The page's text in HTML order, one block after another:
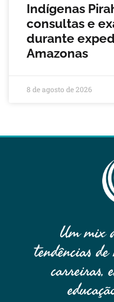
Indígenas
consultas e
durante
Amazonas
8 de agosto de 2026
Um mix
tendências
carreiras,